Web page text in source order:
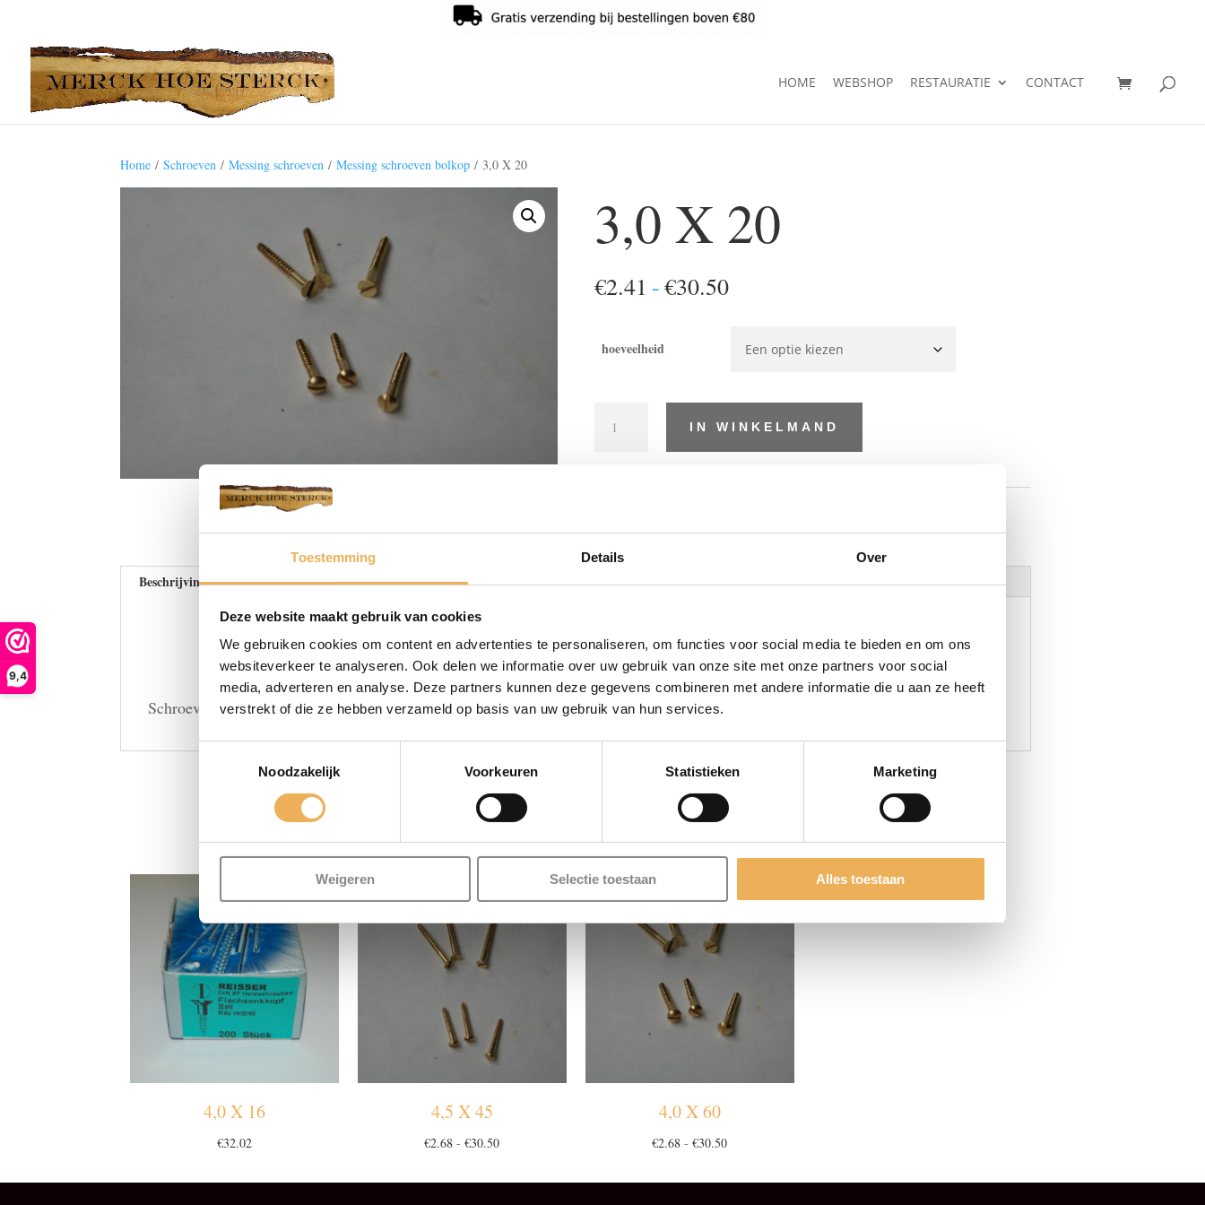
Toestemming Details Over
Deze website maakt gebruik van cookies
We gebruiken cookies om content en advertenties te personaliseren, om functies voor social media te bieden en om ons
websiteverkeer te analyseren. Ook delen we informatie over uw gebruik van onze site met onze partners voor social
media, adverteren en analyse. Deze partners kunnen deze gegevens combineren met andere informatie die u aan ze heeft
verstrekt of die ze hebben verzameld op basis van uw gebruik van hun services.
Toestemmingsselectie
Noodzakelijk
Voorkeuren Statistieken Marketing
Weigeren Selectie toestaan Alles toestaan
9,4
HOME WEBSHOP RESTAURATIE CONTACT
Home /Schroeven /Messing schroeven /Messing schroeven bolkop / 3,0 X 20
3,0 X 20
€2.41 -€30.50Prijsklasse:
tot
hoeveelheid
IN WINKELMAND
Beschrijving Extra informatie
BESCHRIJVING
Schroeven met bolle kop en zaaggleuf din 96 messing. Verpakt per 200 stuks. Maat 3,0 mm breed x 20 mm lang.
GERELATEERDE PRODUCTEN
4,0 X 16
€32.02
4,5 X 45
€2.68 - €30.50Prijsklasse:
tot
4,0 X 60
€2.68 - €30.50Prijsklasse:
tot